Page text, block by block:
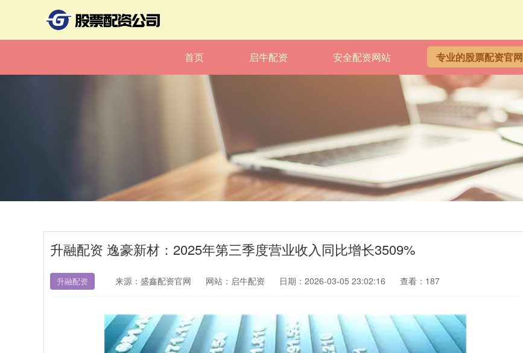
首页 启牛配资 安全配资网站 专业的股票配资官网
升融配资 逸豪新材：2025年第三季度营业收入同比增长3509%
升融配资 来源：盛鑫配资官网 网站：启牛配资 日期：2026-03-05 23:02:16 查看：187